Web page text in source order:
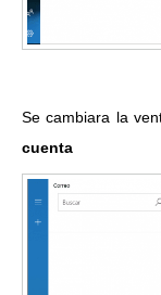
Se cambiara la
cuenta